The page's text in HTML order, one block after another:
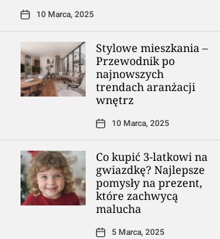
10 Marca, 2025
Stylowe mieszkania –
Przewodnik po
najnowszych
trendach aranżacji
wnętrz
10 Marca, 2025
Co kupić 3-latkowi na
gwiazdkę? Najlepsze
pomysły na prezent,
które zachwycą
malucha
5 Marca, 2025